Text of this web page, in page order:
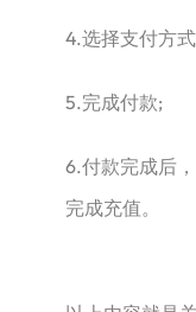
4.选择支付方
5.完成付款;
6.付款完成后
完成充值。